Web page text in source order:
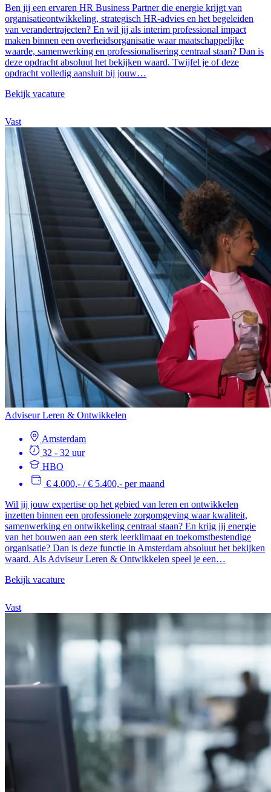
Ben jij een ervaren HR Business Partner die energie krijgt van
organisatieontwikkeling, strategisch HR-advies en het begeleiden
van verandertrajecten? En wil jij als interim professional impact
maken binnen een overheidsorganisatie waar maatschappelijke
waarde, samenwerking en professionalisering centraal staan? Dan is
deze opdracht absoluut het bekijken waard. Twijfel je of deze
opdracht volledig aansluit bij jouw…
Bekijk vacature
Vast
Adviseur Leren & Ontwikkelen
Amsterdam
32 - 32 uur
HBO
€ 4.000,- / € 5.400,- per maand
Wil jij jouw expertise op het gebied van leren en ontwikkelen
inzetten binnen een professionele zorgomgeving waar kwaliteit,
samenwerking en ontwikkeling centraal staan? En krijg jij energie
van het bouwen aan een sterk leerklimaat en toekomstbestendige
organisatie? Dan is deze functie in Amsterdam absoluut het bekijken
waard. Als Adviseur Leren & Ontwikkelen speel je een…
Bekijk vacature
Vast